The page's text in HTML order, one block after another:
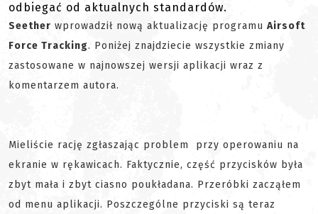
odbiegać od aktualnych standardów.
Seether wprowadził nową aktualizację programu Airsoft
Force Tracking. Poniżej znajdziecie wszystkie zmiany
zastosowane w najnowszej wersji aplikacji wraz z
komentarzem autora.
Mieliście rację zgłaszając problem przy operowaniu na
ekranie w rękawicach. Faktycznie, część przycisków była
zbyt mała i zbyt ciasno poukładana. Przeróbki zacząłem
od menu aplikacji. Poszczególne przyciski są teraz